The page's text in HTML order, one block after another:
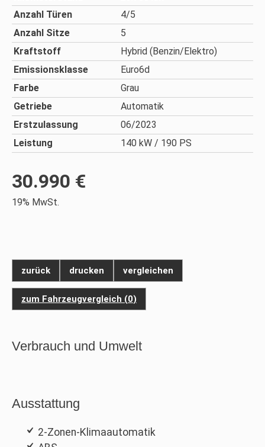
Anzahl Türen
4/5
Anzahl Sitze
5
Kraftstoff
Hybrid (Benzin/Elektro)
Emissionsklasse
Euro6d
Farbe
Grau
Getriebe
Automatik
Erstzulassung
06/2023
Leistung
140 kW / 190 PS
30.990 €
19% MwSt.
zurück drucken vergleichen
zum Fahrzeugvergleich (0)
Verbrauch und Umwelt
Ausstattung
2-Zonen-Klimaautomatik